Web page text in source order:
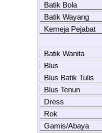
Batik Bola
Batik Wayang
Kemeja Pejabat
Batik Wanita
Blus
Blus Batik Tulis
Blus Tenun
Dress
Rok
Gamis/Abaya